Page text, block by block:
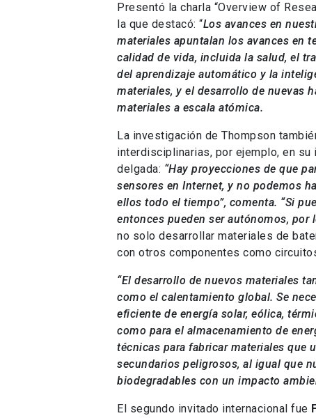
Presentó la charla “Overview of
la que destacó: “Los avances en
materiales apuntalan los avances en
calidad de vida, incluida la salud, el
del aprendizaje automático y la
materiales, y el desarrollo de nuevas
materiales a escala atómica.
La investigación de Thompson
interdisciplinarias, por ejemplo, en
delgada: “Hay proyecciones de que
sensores en Internet, y no podemos
ellos todo el tiempo”, comenta. “Si
entonces pueden ser autónomos, por
no solo desarrollar materiales de
con otros componentes como
“El desarrollo de nuevos materiales
como el calentamiento global. Se
eficiente de energía solar, eólica,
como para el almacenamiento de
técnicas para fabricar materiales que
secundarios peligrosos, al igual que
biodegradables con un impacto
El segundo invitado internacional fue